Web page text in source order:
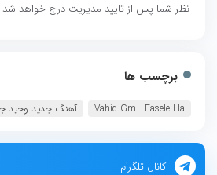
نظر شما پس از تایید مدیریت درج خواهد شد
برچسب ها
Vahid Gm - Fasele Ha‏ آهنگ جدید وحید
کانال تلگرام